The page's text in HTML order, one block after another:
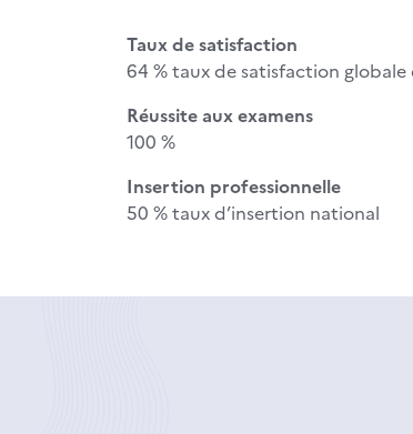
Taux de satisfaction
64 % taux de satisfaction
Réussite aux examens
100 %
Insertion professionnelle
50 % taux d’insertion national